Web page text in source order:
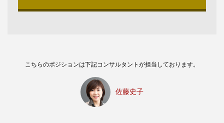
こちらのポジションは下記コンサルタントが担当しております。
佐藤史子